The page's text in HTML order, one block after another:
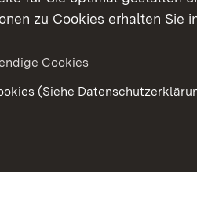
zu Cookies erhalten Sie
Cookies
(Siehe